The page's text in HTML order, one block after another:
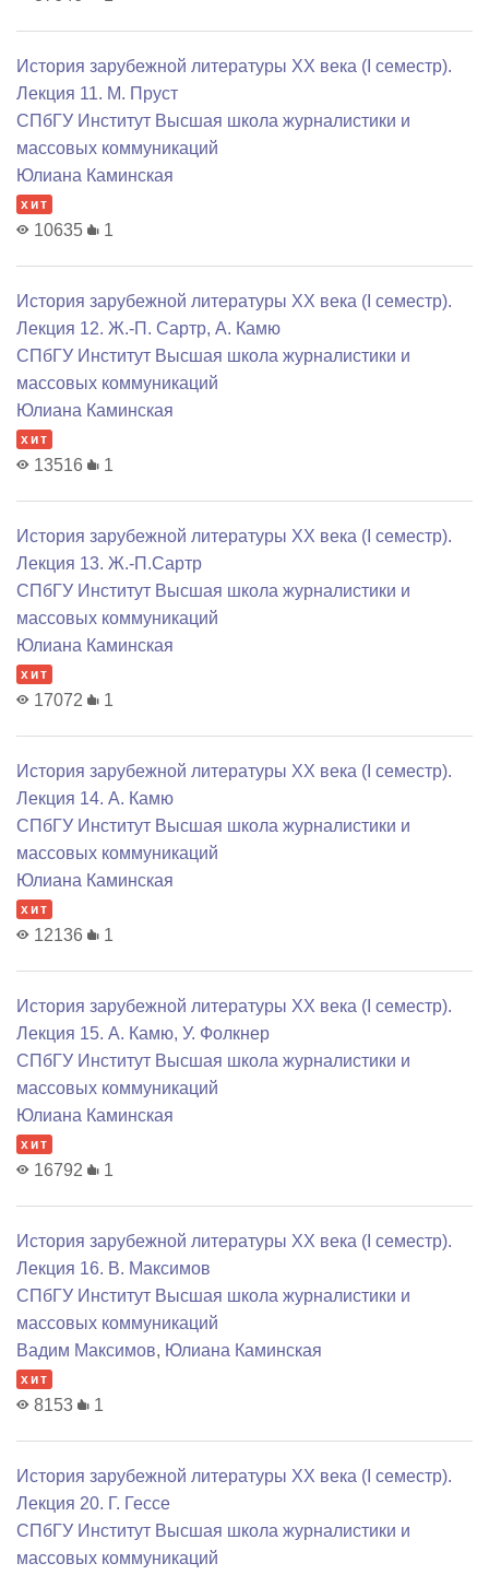
История зарубежной литературы XX века (I семестр).
Лекция 11. М. Пруст
СПбГУ Институт Высшая школа журналистики и
массовых коммуникаций
Юлиана Каминская
хит
10635 1
История зарубежной литературы XX века (I семестр).
Лекция 12. Ж.-П. Сартр, А. Камю
СПбГУ Институт Высшая школа журналистики и
массовых коммуникаций
Юлиана Каминская
хит
13516 1
История зарубежной литературы XX века (I семестр).
Лекция 13. Ж.-П.Сартр
СПбГУ Институт Высшая школа журналистики и
массовых коммуникаций
Юлиана Каминская
хит
17072 1
История зарубежной литературы XX века (I семестр).
Лекция 14. А. Камю
СПбГУ Институт Высшая школа журналистики и
массовых коммуникаций
Юлиана Каминская
хит
12136 1
История зарубежной литературы XX века (I семестр).
Лекция 15. А. Камю, У. Фолкнер
СПбГУ Институт Высшая школа журналистики и
массовых коммуникаций
Юлиана Каминская
хит
16792 1
История зарубежной литературы XX века (I семестр).
Лекция 16. В. Максимов
СПбГУ Институт Высшая школа журналистики и
массовых коммуникаций
Вадим Максимов, Юлиана Каминская
хит
8153 1
История зарубежной литературы XX века (I семестр).
Лекция 20. Г. Гессе
СПбГУ Институт Высшая школа журналистики и
массовых коммуникаций